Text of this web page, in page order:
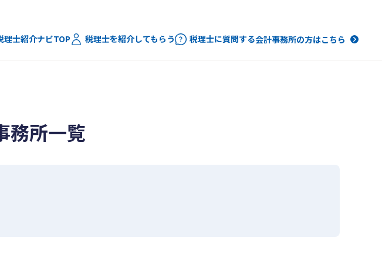
理士紹介ナビTOP 税理士を紹介してもらう 税理士に質問する会計事務所の方はこちら
務所一覧